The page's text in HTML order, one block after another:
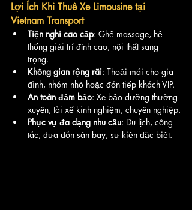
Lợi Ích Khi Thuê Xe Limousine tại
Vietnam Transport
Tiện nghi cao cấp: Ghế massage, hệ
thống giải trí đỉnh cao, nội thất sang
trọng.
Không gian rộng rãi: Thoải mái cho gia
đình, nhóm nhỏ hoặc đón tiếp khách VIP.
An toàn đảm bảo: Xe bảo dưỡng thường
xuyên, tài xế kinh nghiệm, chuyên nghiệp.
Phục vụ đa dạng nhu cầu: Du lịch, công
tác, đưa đón sân bay, sự kiện đặc biệt.